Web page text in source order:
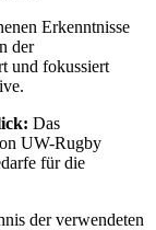
Erkenntnisse
der
und fokussiert
Das
UW-Rugby
für die
der verwendeten